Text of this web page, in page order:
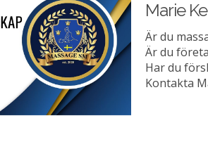
Marie
Är du
Är du
Har du
Kontakta